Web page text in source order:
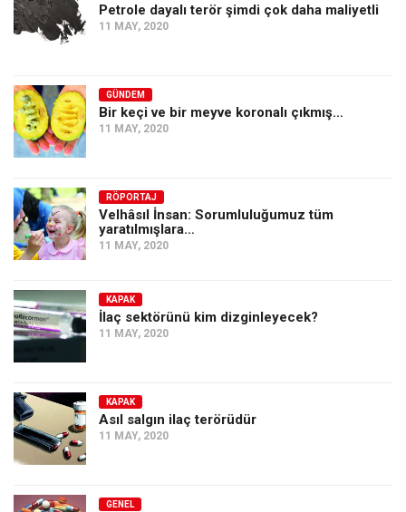
Petrole dayalı terör şimdi çok daha maliyetli
11 MAY, 2020
GÜNDEM
Bir keçi ve bir meyve koronalı çıkmış…
11 MAY, 2020
RÖPORTAJ
Velhâsıl İnsan: Sorumluluğumuz tüm
yaratılmışlara…
11 MAY, 2020
KAPAK
İlaç sektörünü kim dizginleyecek?
11 MAY, 2020
KAPAK
Asıl salgın ilaç terörüdür
11 MAY, 2020
GENEL